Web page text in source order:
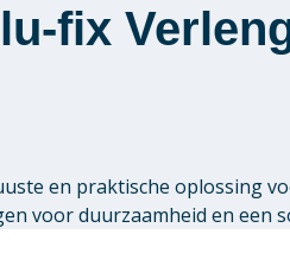
fix
en praktische oplossing
voor duurzaamheid en een